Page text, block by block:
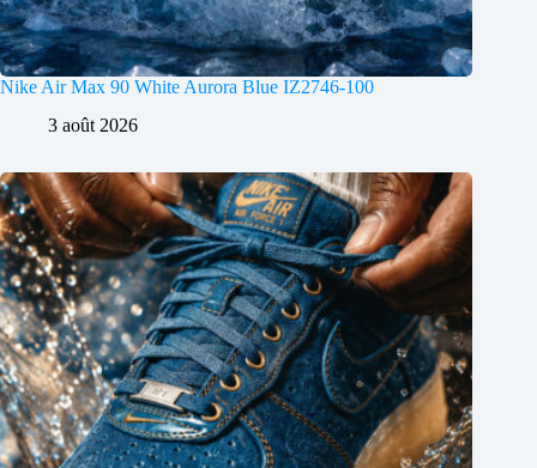
Nike Air Max 90 White Aurora Blue IZ2746-100
3 août 2026